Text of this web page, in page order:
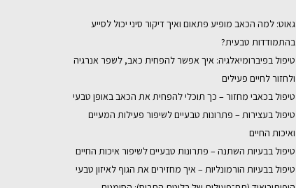
גאוט: למה הכאב מופיע פתאום ואיך דיקור סיני יכול לסייע
בהתמודדות טבעית?
טיפול בפיברומיאלגיה: איך אפשר להפחית כאב, לשפר אנרגיה
ולחזור לחיים פעילים
טיפול בכאבי מחזור – כך תוכלי להפחית את הכאב באופן טבעי
טיפול בעצירות – פתרונות טבעיים לשיפור פעילות המעיים
ואיכות החיים
טיפול בבעיות השתנה – פתרונות טבעיים לשיפור איכות החיים
טיפול בבעיות הורמונליות – איך מחזירים את הגוף לאיזון טבעי